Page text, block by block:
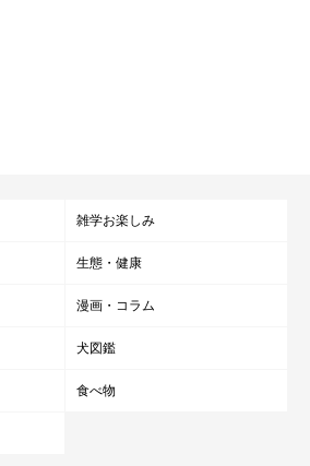
雑学お楽しみ
生態・健康
漫画・コラム
犬図鑑
食べ物